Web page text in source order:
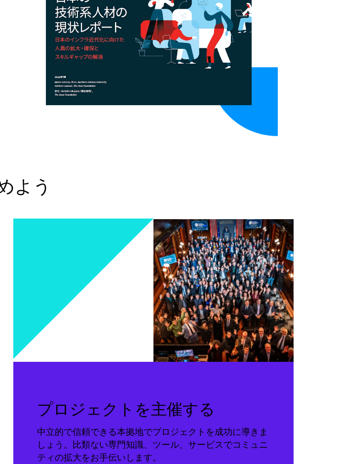
よう
プロジェクトを主催する
中立的で信頼できる本拠地でプロジェクトを成功に導きま
しょう。比類ない専門知識、ツール、サービスでコミュニ
ティの拡大をお手伝いします。